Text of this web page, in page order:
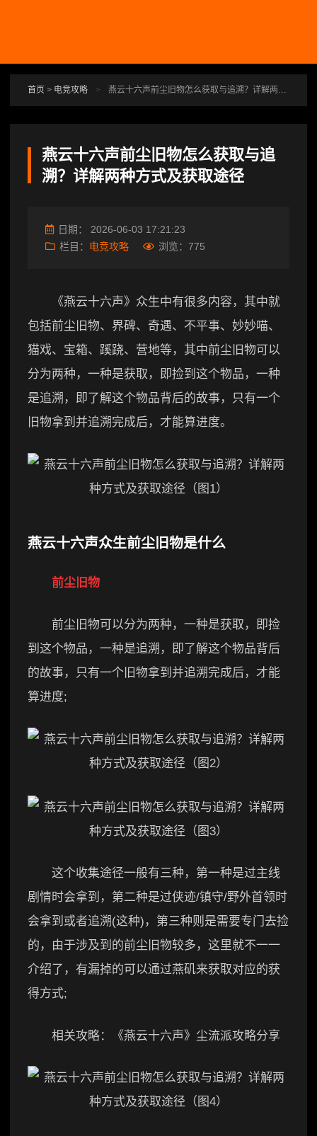
首页 > 电竞攻略 > 燕云十六声前尘旧物怎么获取与追溯？详解两种方式及获取途径
燕云十六声前尘旧物怎么获取与追
溯？详解两种方式及获取途径
日期： 2026-06-03 17:21:23
栏目： 电竞攻略 浏览： 775
《燕云十六声》众生中有很多内容，其中就
包括前尘旧物、界碑、奇遇、不平事、妙妙喵、
猫戏、宝箱、蹊跷、营地等，其中前尘旧物可以
分为两种，一种是获取，即捡到这个物品，一种
是追溯，即了解这个物品背后的故事，只有一个
旧物拿到并追溯完成后，才能算进度。
燕云十六声众生前尘旧物是什么
前尘旧物
前尘旧物可以分为两种，一种是获取，即捡
到这个物品，一种是追溯，即了解这个物品背后
的故事，只有一个旧物拿到并追溯完成后，才能
算进度;
这个收集途径一般有三种，第一种是过主线
剧情时会拿到，第二种是过侠迹/镇守/野外首领时
会拿到或者追溯(这种)，第三种则是需要专门去捡
的，由于涉及到的前尘旧物较多，这里就不一一
介绍了，有漏掉的可以通过燕矶来获取对应的获
得方式;
相关攻略：《燕云十六声》尘流派攻略分享